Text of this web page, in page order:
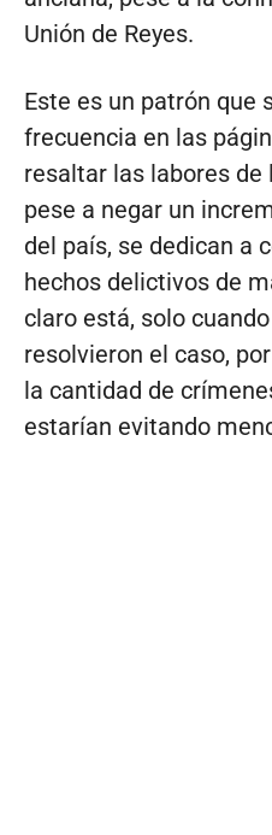
Unión de Reyes.
Este es un patrón que
frecuencia en las
resaltar las labores de
pese a negar un
del país, se dedican a
hechos delictivos de
claro está, solo
resolvieron el caso,
la cantidad de
estarían evitando